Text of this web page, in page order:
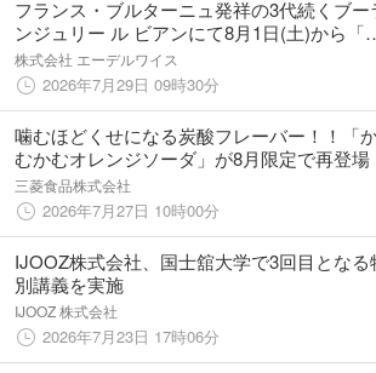
フランス・ブルターニュ発祥の3代続くブー
ンジュリー ル ビアンにて8月1日(土)から「
レンジフェア」を開催いたします。
株式会社 エーデルワイス
2026年7月29日 09時30分
噛むほどくせになる炭酸フレーバー！！「
むかむオレンジソーダ」が8月限定で再登場
三菱食品株式会社
2026年7月27日 10時00分
IJOOZ株式会社、国士舘大学で3回目となる
別講義を実施
IJOOZ 株式会社
2026年7月23日 17時06分